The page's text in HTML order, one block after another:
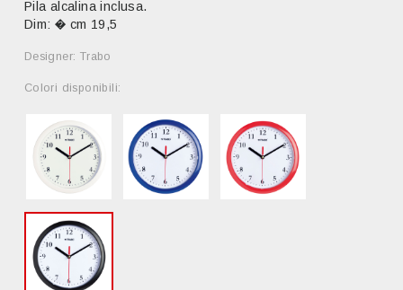
Pila alcalina inclusa.
Dim: � cm 19,5
Designer: Trabo
Colori disponibili: